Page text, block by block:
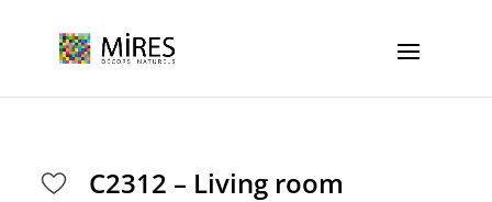
C2312 – Living room